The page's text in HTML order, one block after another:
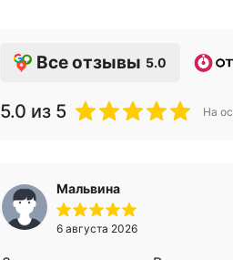
Все отзывы 5.0
5.0 из 5 На
Мальвина
6 августа 2026